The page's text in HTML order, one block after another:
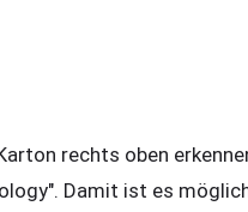
rechts oben
Damit ist es